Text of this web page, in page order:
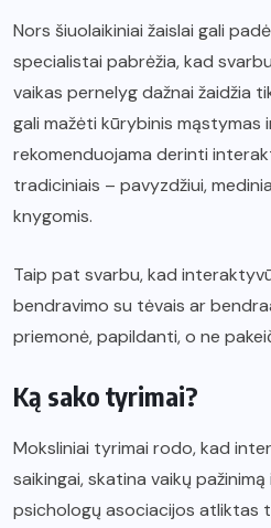
Nors šiuolaikiniai žaislai gali
specialistai pabrėžia, kad
vaikas pernelyg dažnai žaidžia
gali mažėti kūrybinis mąstymas
rekomenduojama derinti
tradiciniais – pavyzdžiui,
knygomis.
Taip pat svarbu, kad
bendravimo su tėvais ar
priemonė, papildanti, o ne
Ką sako tyrimai?
Moksliniai tyrimai rodo, kad
saikingai, skatina vaikų
psichologų asociacijos atliktas